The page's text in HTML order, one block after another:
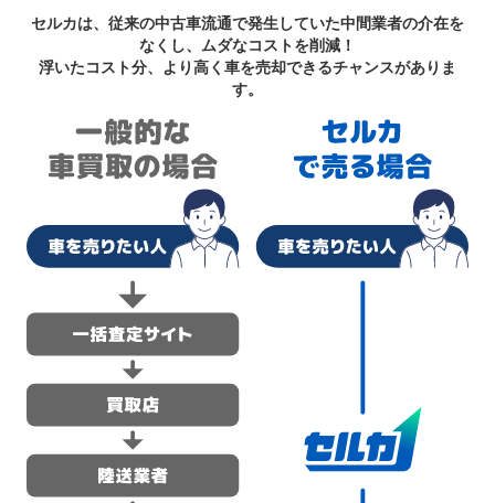
セルカは、従来の中古車流通で発生していた中間業者の介在を
なくし、ムダなコストを削減！
浮いたコスト分、より高く車を売却できるチャンスがありま
す。